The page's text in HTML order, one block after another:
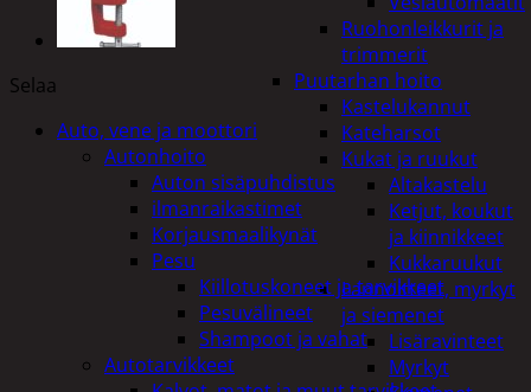
Ruohonleikkurit ja
trimmerit
Puutarhan hoito
Kastelukannut
Kateharsot
Kukat ja ruukut
Altakastelu
Ketjut, koukut
ja kiinnikkeet
Kukkaruukut
Lannoitteet, myrkyt
ja siemenet
Lisäravinteet
Myrkyt
Selaa
Auto, vene ja moottori
Autonhoito
Auton sisäpuhdistus
ilmanraikastimet
Korjausmaalikynät
Pesu
Kiillotuskoneet ja tarvikkeet
Pesuvälineet
Shampoot ja vahat
Autotarvikkeet